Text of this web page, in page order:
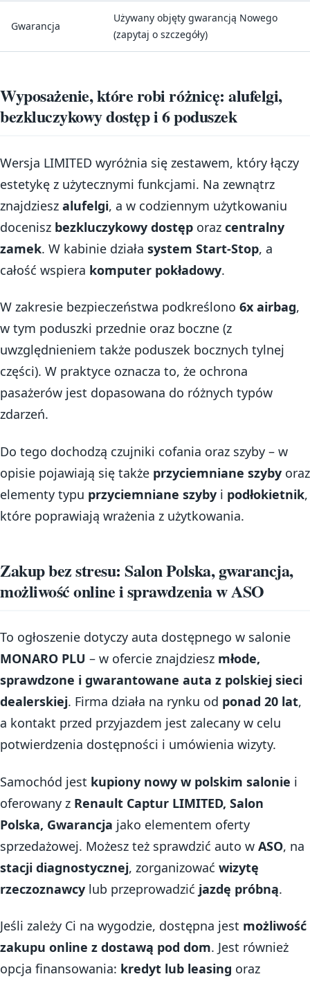
Gwarancja
Używany objęty gwarancją Nowego
(zapytaj o szczegóły)
Wyposażenie, które robi różnicę: alufelgi,
bezkluczykowy dostęp i 6 poduszek
Wersja LIMITED wyróżnia się zestawem, który łączy
estetykę z użytecznymi funkcjami. Na zewnątrz
znajdziesz alufelgi, a w codziennym użytkowaniu
docenisz bezkluczykowy dostęp oraz centralny
zamek. W kabinie działa system Start-Stop, a
całość wspiera komputer pokładowy.
W zakresie bezpieczeństwa podkreślono 6x airbag,
w tym poduszki przednie oraz boczne (z
uwzględnieniem także poduszek bocznych tylnej
części). W praktyce oznacza to, że ochrona
pasażerów jest dopasowana do różnych typów
zdarzeń.
Do tego dochodzą czujniki cofania oraz szyby – w
opisie pojawiają się także przyciemniane szyby oraz
elementy typu przyciemniane szyby i podłokietnik,
które poprawiają wrażenia z użytkowania.
Zakup bez stresu: Salon Polska, gwarancja,
możliwość online i sprawdzenia w ASO
To ogłoszenie dotyczy auta dostępnego w salonie
MONARO PLU – w ofercie znajdziesz młode,
sprawdzone i gwarantowane auta z polskiej sieci
dealerskiej. Firma działa na rynku od ponad 20 lat,
a kontakt przed przyjazdem jest zalecany w celu
potwierdzenia dostępności i umówienia wizyty.
Samochód jest kupiony nowy w polskim salonie i
oferowany z Renault Captur LIMITED, Salon
Polska, Gwarancja jako elementem oferty
sprzedażowej. Możesz też sprawdzić auto w ASO, na
stacji diagnostycznej, zorganizować wizytę
rzeczoznawcy lub przeprowadzić jazdę próbną.
Jeśli zależy Ci na wygodzie, dostępna jest możliwość
zakupu online z dostawą pod dom. Jest również
opcja finansowania: kredyt lub leasing oraz